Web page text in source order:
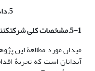
5.داده­ها و یافته‏ها
5-1.مشخصات کلی شرکت­کنندگان